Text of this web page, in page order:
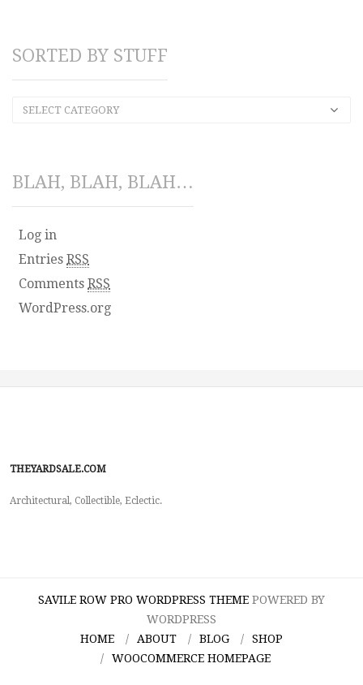
SORTED BY STUFF
SELECT CATEGORY
BLAH, BLAH, BLAH…
Log in
Entries RSS
Comments RSS
WordPress.org
THEYARDSALE.COM
Architectural, Collectible, Eclectic.
SAVILE ROW PRO WORDPRESS THEME POWERED BY
WORDPRESS
HOME
ABOUT BLOG
SHOP
WOOCOMMERCE HOMEPAGE